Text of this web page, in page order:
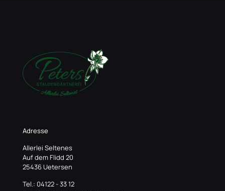
Adresse
Allerlei Seltenes
Auf dem Flidd 20
25436 Uetersen
Tel.: 04122 - 33 12